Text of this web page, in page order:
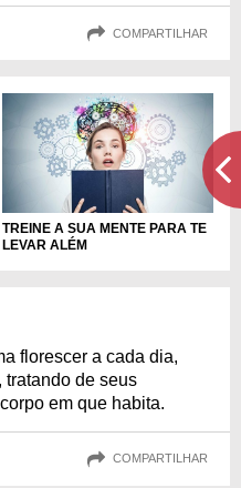
COMPARTILHAR
TREINE A SUA MENTE PARA TE
LEVAR ALÉM
florescer a cada dia,
tratando de seus
em que habita.
COMPARTILHAR